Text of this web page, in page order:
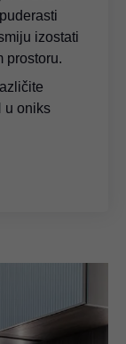
izostati
prostoru.
u oniks